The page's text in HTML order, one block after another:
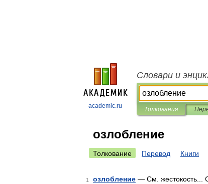
academic.ru
Словари и
Толкования
озлобление
Толкование Перевод Книги
1 озлобление — См. жестокость...